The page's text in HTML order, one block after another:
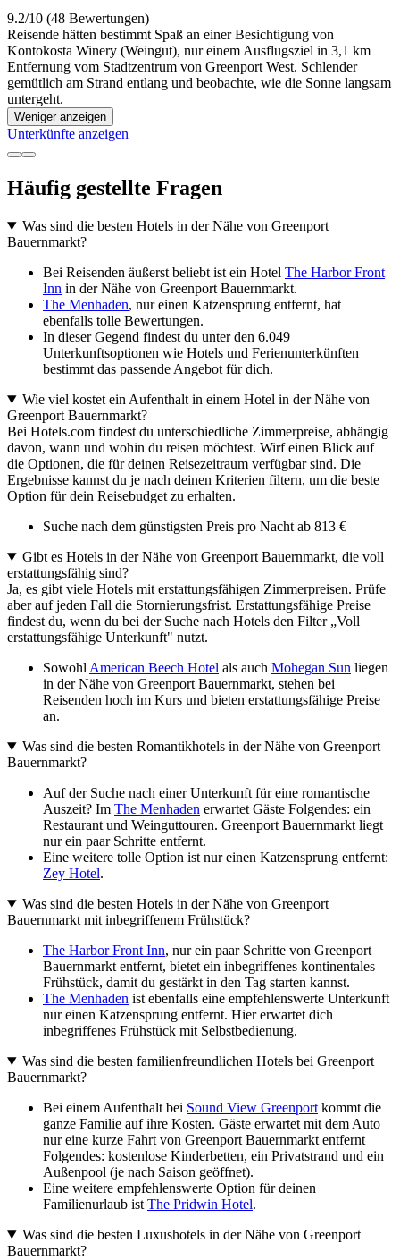
9.2/10 (48 Bewertungen)
Reisende hätten bestimmt Spaß an einer Besichtigung von
Kontokosta Winery (Weingut), nur einem Ausflugsziel in 3,1 km
Entfernung vom Stadtzentrum von Greenport West. Schlender
gemütlich am Strand entlang und beobachte, wie die Sonne langsam
untergeht.
Weniger anzeigen
Unterkünfte anzeigen
Häufig gestellte Fragen
Was sind die besten Hotels in der Nähe von Greenport
Bauernmarkt?
Bei Reisenden äußerst beliebt ist ein Hotel The Harbor Front
Inn in der Nähe von Greenport Bauernmarkt.
The Menhaden, nur einen Katzensprung entfernt, hat
ebenfalls tolle Bewertungen.
In dieser Gegend findest du unter den 6.049
Unterkunftsoptionen wie Hotels und Ferienunterkünften
bestimmt das passende Angebot für dich.
Wie viel kostet ein Aufenthalt in einem Hotel in der Nähe von
Greenport Bauernmarkt?
Bei Hotels.com findest du unterschiedliche Zimmerpreise, abhängig
davon, wann und wohin du reisen möchtest. Wirf einen Blick auf
die Optionen, die für deinen Reisezeitraum verfügbar sind. Die
Ergebnisse kannst du je nach deinen Kriterien filtern, um die beste
Option für dein Reisebudget zu erhalten.
Suche nach dem günstigsten Preis pro Nacht ab 813 €
Gibt es Hotels in der Nähe von Greenport Bauernmarkt, die voll
erstattungsfähig sind?
Ja, es gibt viele Hotels mit erstattungsfähigen Zimmerpreisen. Prüfe
aber auf jeden Fall die Stornierungsfrist. Erstattungsfähige Preise
findest du, wenn du bei der Suche nach Hotels den Filter „Voll
erstattungsfähige Unterkunft" nutzt.
Sowohl American Beech Hotel als auch Mohegan Sun liegen
in der Nähe von Greenport Bauernmarkt, stehen bei
Reisenden hoch im Kurs und bieten erstattungsfähige Preise
an.
Was sind die besten Romantikhotels in der Nähe von Greenport
Bauernmarkt?
Auf der Suche nach einer Unterkunft für eine romantische
Auszeit? Im The Menhaden erwartet Gäste Folgendes: ein
Restaurant und Weinguttouren. Greenport Bauernmarkt liegt
nur ein paar Schritte entfernt.
Eine weitere tolle Option ist nur einen Katzensprung entfernt:
Zey Hotel.
Was sind die besten Hotels in der Nähe von Greenport
Bauernmarkt mit inbegriffenem Frühstück?
The Harbor Front Inn, nur ein paar Schritte von Greenport
Bauernmarkt entfernt, bietet ein inbegriffenes kontinentales
Frühstück, damit du gestärkt in den Tag starten kannst.
The Menhaden ist ebenfalls eine empfehlenswerte Unterkunft
nur einen Katzensprung entfernt. Hier erwartet dich
inbegriffenes Frühstück mit Selbstbedienung.
Was sind die besten familienfreundlichen Hotels bei Greenport
Bauernmarkt?
Bei einem Aufenthalt bei Sound View Greenport kommt die
ganze Familie auf ihre Kosten. Gäste erwartet mit dem Auto
nur eine kurze Fahrt von Greenport Bauernmarkt entfernt
Folgendes: kostenlose Kinderbetten, ein Privatstrand und ein
Außenpool (je nach Saison geöffnet).
Eine weitere empfehlenswerte Option für deinen
Familienurlaub ist The Pridwin Hotel.
Was sind die besten Luxushotels in der Nähe von Greenport
Bauernmarkt?